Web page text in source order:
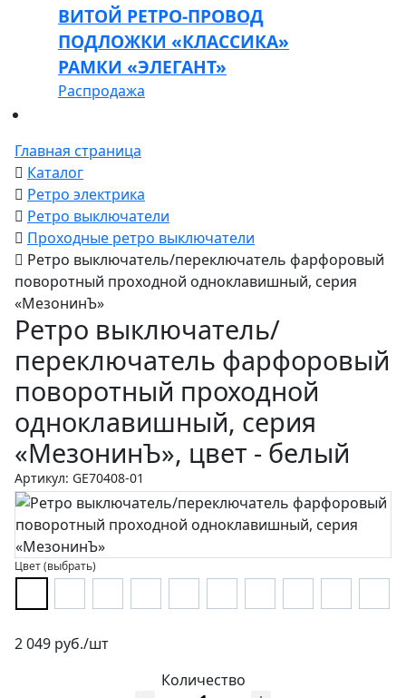
ВИТОЙ РЕТРО-ПРОВОД
ПОДЛОЖКИ «КЛАССИКА»
РАМКИ «ЭЛЕГАНТ»
Распродажа
Главная страница
Каталог
Ретро электрика
Ретро выключатели
Проходные ретро выключатели
Ретро выключатель/переключатель фарфоровый
поворотный проходной одноклавишный, серия
«МезонинЪ»
Ретро выключатель/
переключатель фарфоровый
поворотный проходной
одноклавишный, серия
«МезонинЪ», цвет - белый
Артикул: GE70408-01
Цвет (выбрать)
2 049 руб./шт
Количество